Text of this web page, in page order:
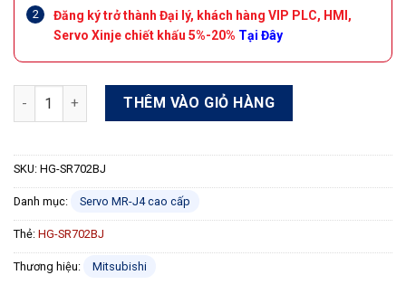
Đăng ký trở thành Đại lý, khách hàng VIP PLC, HMI,
Servo Xinje chiết khấu 5%-20% Tại Đây
Động cơ Servo Mitsubishi HG-SR702BJ encoder 22 bit 7kW
THÊM VÀO GIỎ HÀNG
SKU: HG-SR702BJ
Danh mục: Servo MR-J4 cao cấp
Thẻ: HG-SR702BJ
Thương hiệu: Mitsubishi